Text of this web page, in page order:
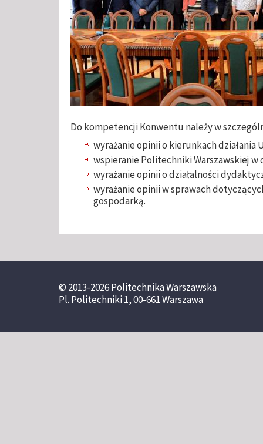
Do kompetencji Konwentu należy w
wyrażanie opinii o kierunkach działania
wspieranie Politechniki Warszawskiej w
wyrażanie opinii o działalności
wyrażanie opinii w sprawach
gospodarką.
© 2013-2026 Politechnika Warszawska
Pl. Politechniki 1, 00-661 Warszawa